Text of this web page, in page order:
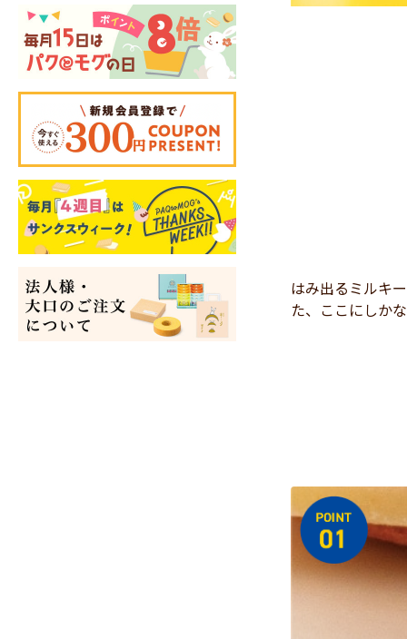
はみ出るミルキ
た、ここにしか